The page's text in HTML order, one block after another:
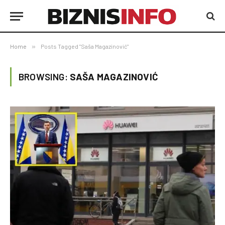
Home » Posts Tagged "Saša Magazinović"
BROWSING: SAŠA MAGAZINOVIĆ